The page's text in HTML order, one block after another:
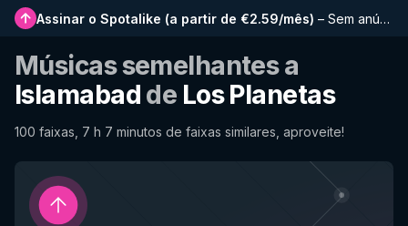
Assinar o Spotalike (a partir de €2.59/mês) – Sem anúncios, playlists mais longas, histórico completo e acesso antecipado a novos recursos
Músicas semelhantes a
Islamabad de Los Planetas
100 faixas, 7 h 7 minutos de faixas similares, aproveite!